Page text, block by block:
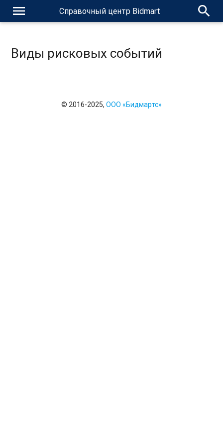
menu Справочный центр Bidmart search
Виды рисковых событий
© 2016-2025, ООО «Бидмартс»